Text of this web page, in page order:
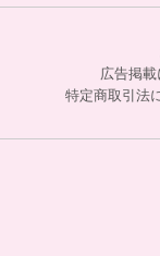
広告掲
特定商取引法